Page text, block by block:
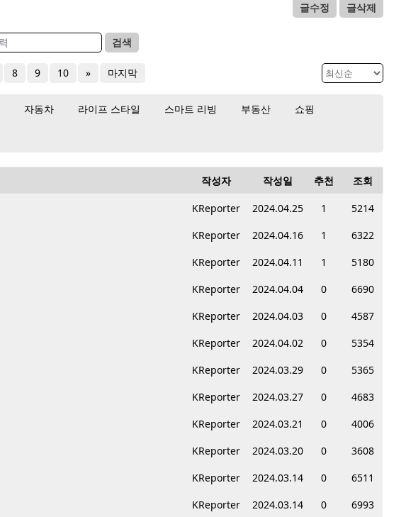
글수정 글삭제
검색
8 9 10 » 마지막
자동차 라이프 스타일 스마트 리빙 부동산 쇼핑
작성자 작성일 추천 조회
KReporter 2024.04.25 1
5214
KReporter 2024.04.16 1
6322
KReporter 2024.04.11 1
5180
KReporter 2024.04.04 0
6690
KReporter 2024.04.03 0
4587
KReporter 2024.04.02 0
5354
KReporter 2024.03.29 0
5365
KReporter 2024.03.27 0
4683
KReporter 2024.03.21 0
4006
KReporter 2024.03.20 0
3608
KReporter 2024.03.14 0
6511
KReporter 2024.03.14 0
6993